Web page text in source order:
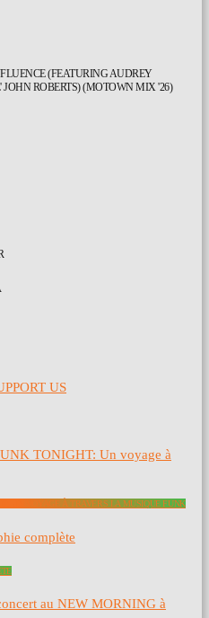
(FEATURING AUDREY
ROBERTS) (MOTOWN MIX '26)
UN VOYAGE À TRAVERS LA MUSIQUE FUNK